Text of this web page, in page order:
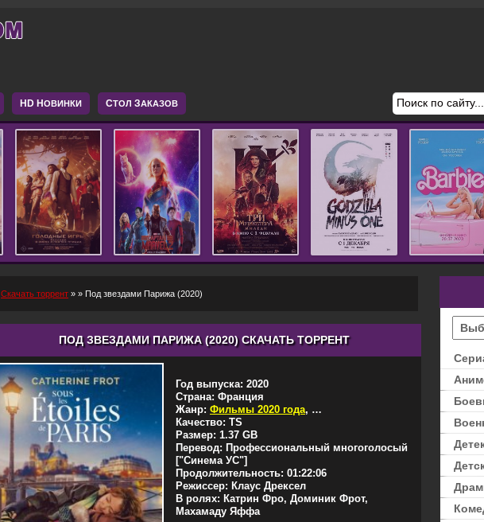
HD НОВИНКИ СТОЛ ЗАКАЗОВ
Скачать торрент » » Под звездами Парижа (2020)
ПОД ЗВЕЗДАМИ ПАРИЖА (2020) СКАЧАТЬ ТОРРЕНТ
Год выпуска: 2020
Страна: Франция
Жанр: Фильмы 2020 года, Драмы
Качество: TS
Размер: 1.37 GB
Перевод: Профессиональный многоголосый
["Синема УС"]
Продолжительность: 01:22:06
Режиссер: Клаус Дрексел
В ролях: Катрин Фро, Доминик Фрот,
Махамаду Яффа